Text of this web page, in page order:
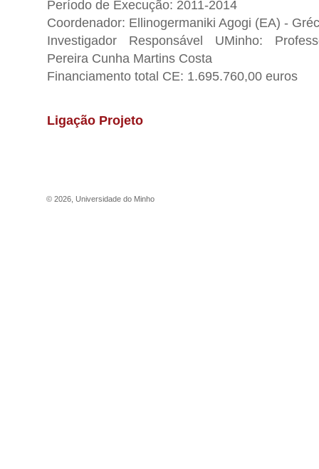
Período de Execução: 2011-2014
Coordenador: Ellinogermaniki Agogi (EA) -
Investigador Responsável UMinho:
Pereira Cunha Martins Costa
Financiamento total CE: 1.695.760,00 euros
Ligação Projeto
© 2026 Universidade do Minho